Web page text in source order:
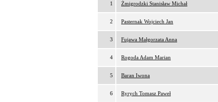
1 Żmigrodzki Stanisław Michał
2 Pasternak Wojciech Jan
3 Fujawa Małgorzata Anna
4 Rogoda Adam Marian
5 Baran Iwona
6 Ryrych Tomasz Paweł